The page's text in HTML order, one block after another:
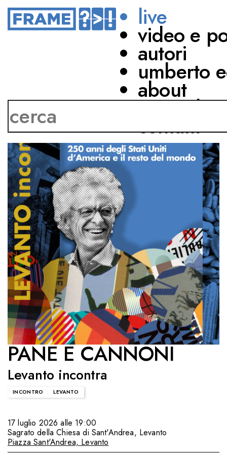
live
video e
autori
umberto
about
network
contatti
PANE E CANNONI
Levanto incontra
INCONTRO LEVANTO
17 luglio 2026 alle 19:00
Sagrato della Chiesa di Sant'Andrea, Levanto
Piazza Sant'Andrea, Levanto